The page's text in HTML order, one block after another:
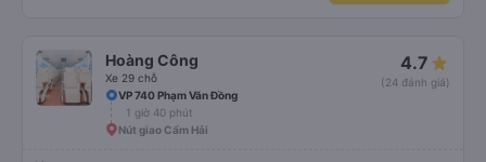
Hoàng Công
Xe 29 chỗ
4.7
(24 đánh giá)
VP 740 Phạm Văn Đồng
1 giờ 40 phút
Nút giao Cẩm Hải